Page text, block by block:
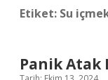
Etiket: Su
Panik Atak